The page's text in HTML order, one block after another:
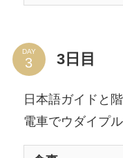
DAY 3日目
日本語ガイドと
電車でウダイプ